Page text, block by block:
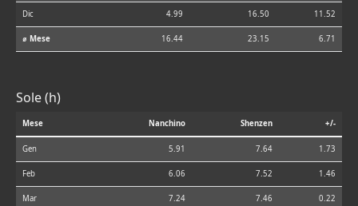
Dic 4.99 16.50 11.52
⌀ Mese 16.44 23.15 6.71
Sole (h)
Mese Nanchino Shenzen +/-
Gen 5.91 7.64 1.73
Feb 6.06 7.52 1.46
Mar 7.24 7.46 0.22